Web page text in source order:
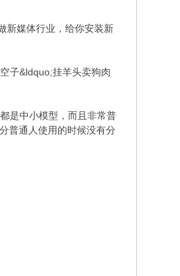
新媒体行业，给你安装新
子&ldquo;挂羊头卖狗肉
是中小模型，而且非常普
普通人使用的时候没有分